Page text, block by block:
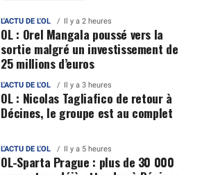
L'ACTU DE L'OL Il y a 2 heures
OL : Orel Mangala poussé vers la
sortie malgré un investissement de
25 millions d’euros
L'ACTU DE L'OL Il y a 3 heures
OL : Nicolas Tagliafico de retour à
Décines, le groupe est au complet
L'ACTU DE L'OL Il y a 5 heures
OL-Sparta Prague : plus de 30 000